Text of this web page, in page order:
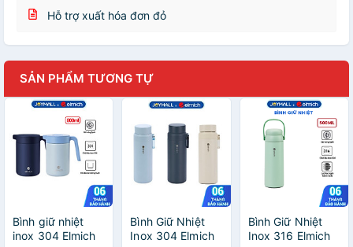
Hỗ trợ xuất hóa đơn đỏ
SẢN PHẨM TƯƠNG TỰ
Bình giữ nhiệt
inox 304 Elmich
Bình Giữ Nhiệt
Inox 304 Elmich
Bình Giữ Nhiệt
Inox 316 Elmich